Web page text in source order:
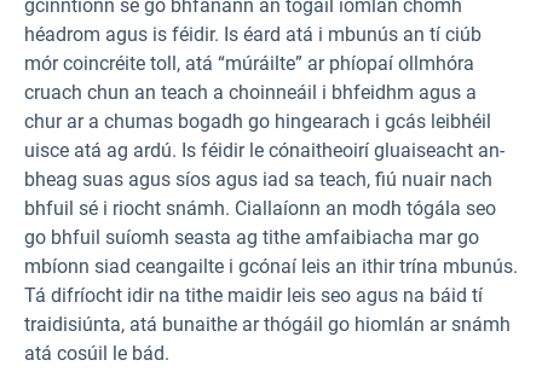
gcinntíonn sé go bhfanann an tógáil iomlán chomh
héadrom agus is féidir. Is éard atá i mbunús an tí ciúb
mór coincréite toll, atá “múráilte” ar phíopaí ollmhóra
cruach chun an teach a choinneáil i bhfeidhm agus a
chur ar a chumas bogadh go hingearach i gcás leibhéil
uisce atá ag ardú. Is féidir le cónaitheoirí gluaiseacht an-
bheag suas agus síos agus iad sa teach, fiú nuair nach
bhfuil sé i riocht snámh. Ciallaíonn an modh tógála seo
go bhfuil suíomh seasta ag tithe amfaibiacha mar go
mbíonn siad ceangailte i gcónaí leis an ithir trína mbunús.
Tá difríocht idir na tithe maidir leis seo agus na báid tí
traidisiúnta, atá bunaithe ar thógáil go hiomlán ar snámh
atá cosúil le bád.